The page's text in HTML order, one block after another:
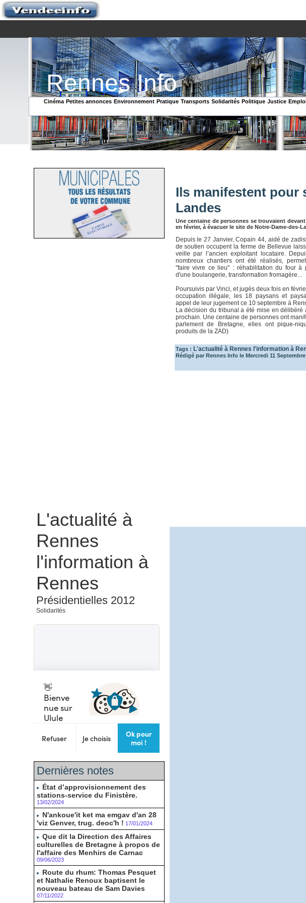
Rennes Info
Justice
Politique
Solidarités
Transports
Pratique
Environnement
Petites annonces
Cinéma
L'actualité à
Rennes
l'information à
Rennes
Présidentielles 2012
Solidarités
Dernières notes
État d’approvisionnement des
stations-service du Finistère.
13/02/2024
N'ankoue'it ket ma emgav d'an 28
'viz Genver, trug. deoc'h ! 17/01/2024
Que dit la Direction des Affaires
culturelles de Bretagne à propos de
l'affaire des Menhirs de Carnac
09/06/2023
Route du rhum: Thomas Pesquet
et Nathalie Renoux baptisent le
nouveau bateau de Sam Davies
07/11/2022
Ils manifestent pour
Landes
Une centaine de personnes se trouvaient
en février, à évacuer le site de Notre-Dame-des-
Depuis le 27 Janvier, Copain 44, aidé de
de soutien occupent la ferme de Bellevue
veille par l’ancien exploitant locataire.
nombreux chantiers ont été réalisés,
"faire vivre ce lieu" : réhabilitation du four à
d'une boulangerie, transformation fromagère...
Poursuivis par Vinci, et jugés deux fois en
occupation illégale, les 18 paysans et
appel de leur jugement ce 10 septembre à
La décision du tribunal a été mise en délibéré
prochain. Une centaine de personnes ont
parlement de Bretagne, elles ont pique-
produits de la ZAD)
Tags : L'actualité à Rennes l'information à
Rédigé par Rennes Info le Mercredi 11 Septembre